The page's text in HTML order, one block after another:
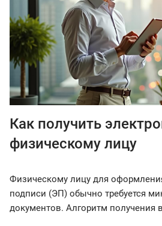
Как получить
физическому лицу
Физическому лицу для
подписи (ЭП) обычно требуется
документов. Алгоритм получения